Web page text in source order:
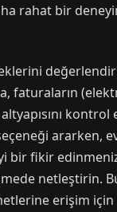
rahat bir
faturaların
ararken,
fikir
netleştirin.
erişim